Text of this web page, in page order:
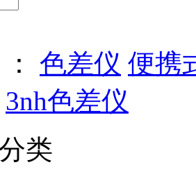
色差仪 便携
3nh色差仪
类